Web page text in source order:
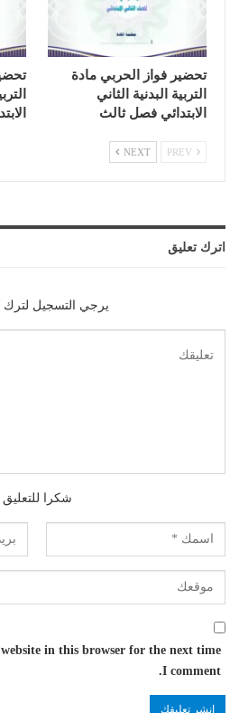
تحضير فواز الحربي مادة
التربية البدنية الثاني
الابتدائي فصل ثالث
NEXT
اترك تعليق
يرجي التسجيل لترك
شكرا للتعليق
in this browser for the next time
I comment.